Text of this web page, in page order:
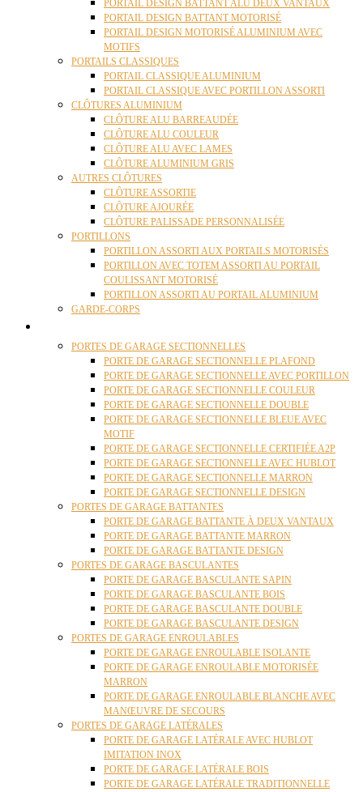
PORTAIL DESIGN BATTANT ALU DEUX VANTAUX
PORTAIL DESIGN BATTANT MOTORISÉ
PORTAIL DESIGN MOTORISÉ ALUMINIUM AVEC
MOTIFS
PORTAILS CLASSIQUES
PORTAIL CLASSIQUE ALUMINIUM
PORTAIL CLASSIQUE AVEC PORTILLON ASSORTI
CLÔTURES ALUMINIUM
CLÔTURE ALU BARREAUDÉE
CLÔTURE ALU COULEUR
CLÔTURE ALU AVEC LAMES
CLÔTURE ALUMINIUM GRIS
AUTRES CLÔTURES
CLÔTURE ASSORTIE
CLÔTURE AJOURÉE
CLÔTURE PALISSADE PERSONNALISÉE
PORTILLONS
PORTILLON ASSORTI AUX PORTAILS MOTORISÉS
PORTILLON AVEC TOTEM ASSORTI AU PORTAIL
COULISSANT MOTORISÉ
PORTILLON ASSORTI AU PORTAIL ALUMINIUM
GARDE-CORPS
PORTES DE GARAGE SECTIONNELLES
PORTE DE GARAGE SECTIONNELLE PLAFOND
PORTE DE GARAGE SECTIONNELLE AVEC PORTILLON
PORTE DE GARAGE SECTIONNELLE COULEUR
PORTE DE GARAGE SECTIONNELLE DOUBLE
PORTE DE GARAGE SECTIONNELLE BLEUE AVEC
MOTIF
PORTE DE GARAGE SECTIONNELLE CERTIFIÉE A2P
PORTE DE GARAGE SECTIONNELLE AVEC HUBLOT
PORTE DE GARAGE SECTIONNELLE MARRON
PORTE DE GARAGE SECTIONNELLE DESIGN
PORTES DE GARAGE BATTANTES
PORTE DE GARAGE BATTANTE À DEUX VANTAUX
PORTE DE GARAGE BATTANTE MARRON
PORTE DE GARAGE BATTANTE DESIGN
PORTES DE GARAGE BASCULANTES
PORTE DE GARAGE BASCULANTE SAPIN
PORTE DE GARAGE BASCULANTE BOIS
PORTE DE GARAGE BASCULANTE DOUBLE
PORTE DE GARAGE BASCULANTE DESIGN
PORTES DE GARAGE ENROULABLES
PORTE DE GARAGE ENROULABLE ISOLANTE
PORTE DE GARAGE ENROULABLE MOTORISÉE
MARRON
PORTE DE GARAGE ENROULABLE BLANCHE AVEC
MANŒUVRE DE SECOURS
PORTES DE GARAGE LATÉRALES
PORTE DE GARAGE LATÉRALE AVEC HUBLOT
IMITATION INOX
PORTE DE GARAGE LATÉRALE BOIS
PORTE DE GARAGE LATÉRALE TRADITIONNELLE